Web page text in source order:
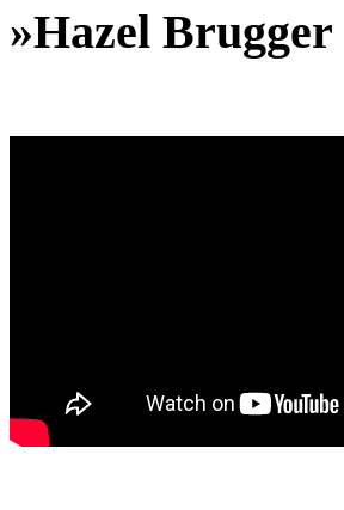
»Hazel Brugger